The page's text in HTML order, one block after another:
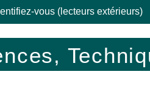
vous (lecteurs extérieurs)